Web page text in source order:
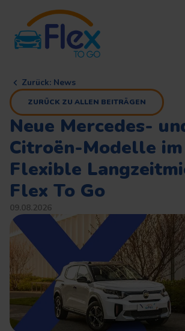
Zurück: News
ZURÜCK ZU ALLEN BEITRÄGEN
Neue Mercedes-
Citroën-Modelle
Flexible
Flex To Go
09.08.2026